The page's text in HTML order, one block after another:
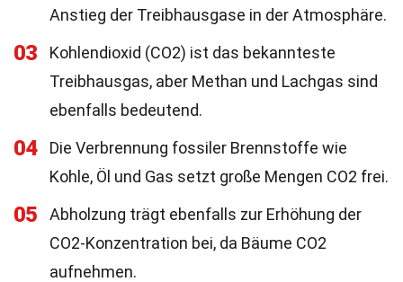
Anstieg der Treibhausgase in der Atmosphäre.
03
Kohlendioxid (CO2) ist das bekannteste
Treibhausgas, aber Methan und Lachgas sind
ebenfalls bedeutend.
04
Die Verbrennung fossiler Brennstoffe wie
Kohle, Öl und Gas setzt große Mengen CO2 frei.
05
Abholzung trägt ebenfalls zur Erhöhung der
CO2-Konzentration bei, da Bäume CO2
aufnehmen.